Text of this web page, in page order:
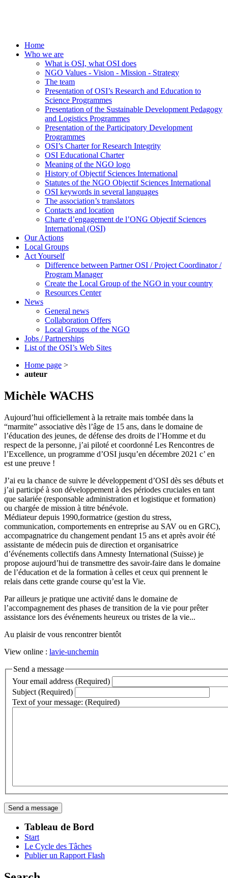
Home
Who we are
What is OSI, what OSI does
NGO Values - Vision - Mission - Strategy
The team
Presentation of OSI’s Research and Education to
Science Programmes
Presentation of the Sustainable Development Pedagogy
and Logistics Programmes
Presentation of the Participatory Development
Programmes
OSI’s Charter for Research Integrity
OSI Educational Charter
Meaning of the NGO logo
History of Objectif Sciences International
Statutes of the NGO Objectif Sciences International
OSI keywords in several languages
The association’s translators
Contacts and location
Charte d’engagement de l’ONG Objectif Sciences
International (OSI)
Our Actions
Local Groups
Act Yourself
Difference between Partner OSI / Project Coordinator /
Program Manager
Create the Local Group of the NGO in your country
Resources Center
News
General news
Collaboration Offers
Local Groups of the NGO
Jobs / Partnerships
List of the OSI’s Web Sites
Home page >
auteur
Michèle WACHS
Aujourd’hui officiellement à la retraite mais tombée dans la
“marmite” associative dès l’âge de 15 ans, dans le domaine de
l’éducation des jeunes, de défense des droits de l’Homme et du
respect de la personne, j’ai piloté et coordonné Les Rencontres de
l’Excellence, un programme d’OSI jusqu’en décembre 2021 c’ en
est une preuve !
J’ai eu la chance de suivre le développement d’OSI dès ses débuts et
j’ai participé à son développement à des périodes cruciales en tant
que salariée (responsable administration et logistique et formation)
ou chargée de mission à titre bénévole.
Médiateur depuis 1990,formatrice (gestion du stress,
communication, comportements en entreprise au SAV ou en GRC),
accompagnatrice du changement pendant 15 ans et après avoir été
assistante de médecin puis de direction et organisatrice
d’événements collectifs dans Amnesty International (Suisse) je
propose aujourd’hui de transmettre des savoir-faire dans le domaine
de l’éducation et de la formation à celles et ceux qui prennent le
relais dans cette grande course qu’est la Vie.
Par ailleurs je pratique une activité dans le domaine de
l’accompagnement des phases de transition de la vie pour prêter
assistance lors des événements heureux ou tristes de la vie...
Au plaisir de vous rencontrer bientôt
View online : lavie-unchemin
Send a message
Your email address (Required)
Subject (Required)
Text of your message: (Required)
Tableau de Bord
Start
Le Cycle des Tâches
Publier un Rapport Flash